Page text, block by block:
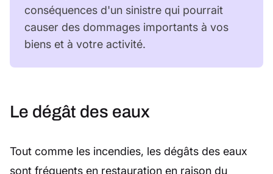
conséquences d'un sinistre qui pourrait
causer des dommages importants à vos
biens et à votre activité.
Le dégât des eaux
Tout comme les incendies, les dégâts des eaux
sont fréquents en restauration en raison du